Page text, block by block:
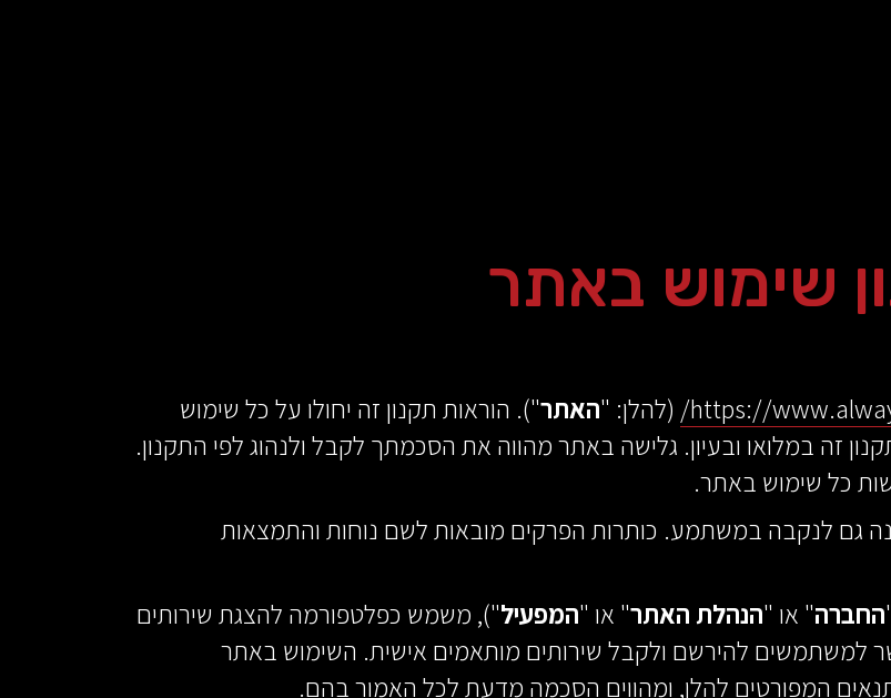
שימוש באתר
https:// (להלן: "האתר"). הוראות תקנון זה יחולו על כל שימוש
זה במלואו ובעיון. גלישה באתר מהווה את הסכמתך לקבל ולנהוג לפי התקנון.
כל שימוש באתר.
גם לנקבה במשתמע. כותרות הפרקים מובאות לשם נוחות והתמצאות
החברה" או "הנהלת האתר" או "המפעיל"), משמש כפלטפורמה להצגת שירותים
למשתמשים להירשם ולקבל שירותים מותאמים אישית. השימוש באתר
המפורטים להלן, ומהווים הסכמה מדעת לכל האמור בהם.